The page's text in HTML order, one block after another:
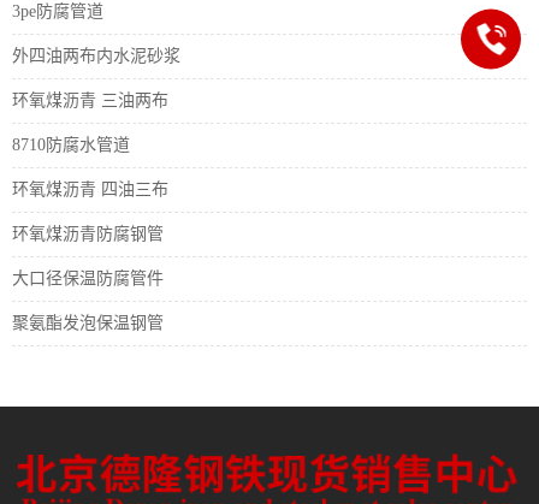
3pe防腐管道
外四油两布内水泥砂浆
环氧煤沥青 三油两布
8710防腐水管道
环氧煤沥青 四油三布
环氧煤沥青防腐钢管
大口径保温防腐管件
聚氨酯发泡保温钢管